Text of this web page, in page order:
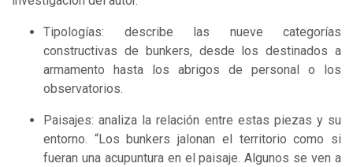
Tipologías: describe las nueve categorías
constructivas de bunkers, desde los destinados a
armamento hasta los abrigos de personal o los
observatorios.
Paisajes: analiza la relación entre estas piezas y su
entorno. “Los bunkers jalonan el territorio como si
fueran una acupuntura en el paisaje. Algunos se ven a